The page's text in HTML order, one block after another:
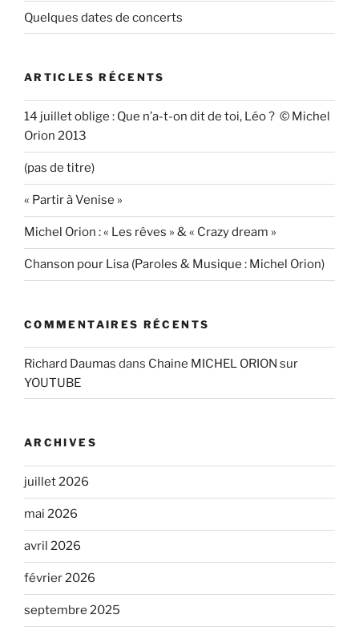
Quelques dates de concerts
ARTICLES RÉCENTS
14 juillet oblige : Que n’a-t-on dit de toi, Léo ? © Michel
Orion 2013
(pas de titre)
« Partir à Venise »
Michel Orion : « Les rêves » & « Crazy dream »
Chanson pour Lisa (Paroles & Musique : Michel Orion)
COMMENTAIRES RÉCENTS
Richard Daumas dans Chaine MICHEL ORION sur
YOUTUBE
ARCHIVES
juillet 2026
mai 2026
avril 2026
février 2026
septembre 2025